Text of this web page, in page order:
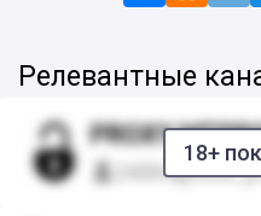
Релевантные
18+
24304